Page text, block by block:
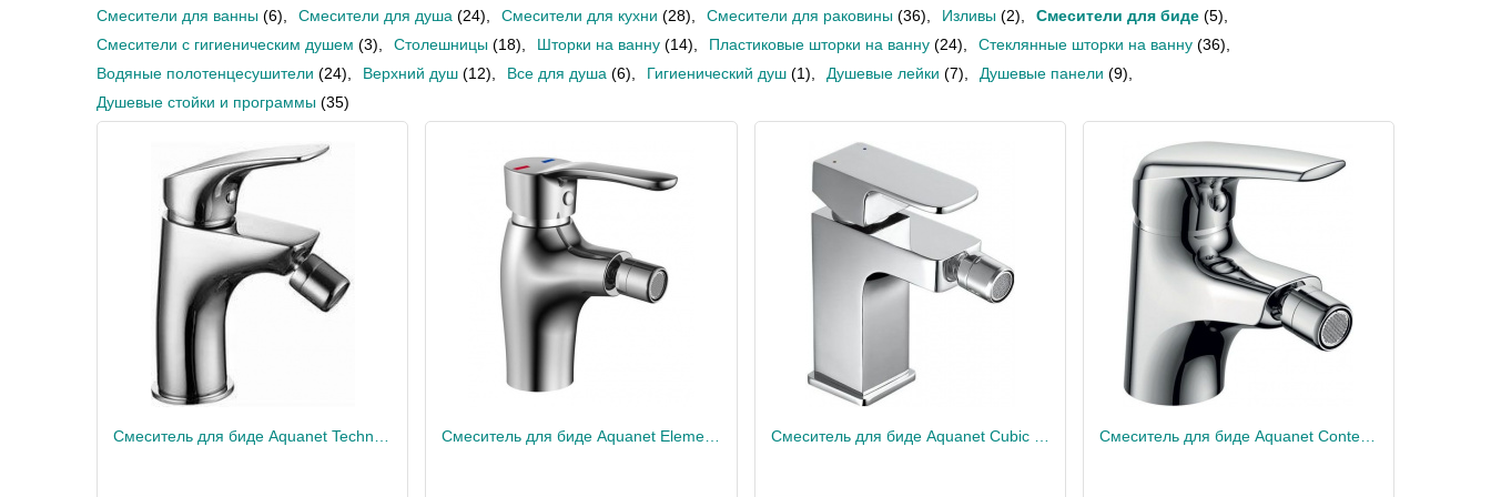
Смесители для ванны (6) Смесители для душа (24) Смесители для кухни (28) Смесители для раковины (36) Изливы (2) Смесители для биде (5)
Смесители с гигиеническим душем (3) Столешницы (18) Шторки на ванну (14) Пластиковые шторки на ванну (24) Стеклянные шторки на ванну (36)
Водяные полотенцесушители (24) Верхний душ (12) Все для душа (6) Гигиенический душ (1) Душевые лейки (7) Душевые панели (9)
Душевые стойки и программы (35)
Смеситель для биде Aquanet Conte SD91384